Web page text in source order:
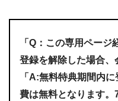
「Q：この専用ペー
登録を解除した場合、
「A:無料特典期間内
費は無料となります